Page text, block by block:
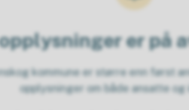
er på
kommune er større enn først
opplysninger om både ansatte og